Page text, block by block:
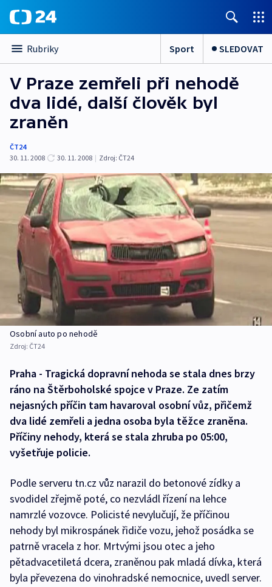
Rubriky Sport SLEDOVAT
V Praze zemřeli při nehodě
dva lidé, další člověk byl
zraněn
ČT24
30. 11. 2008
30. 11. 2008 | Zdroj: ČT24
Osobní auto po nehodě
Zdroj: ČT24
Praha - Tragická dopravní nehoda se stala dnes brzy
ráno na Štěrboholské spojce v Praze. Ze zatím
nejasných příčin tam havaroval osobní vůz, přičemž
dva lidé zemřeli a jedna osoba byla těžce zraněna.
Příčiny nehody, která se stala zhruba po 05:00,
vyšetřuje policie.
Podle serveru tn.cz vůz narazil do betonové zídky a
svodidel zřejmě poté, co nezvládl řízení na lehce
namrzlé vozovce. Policisté nevylučují, že příčinou
nehody byl mikrospánek řidiče vozu, jehož posádka se
patrně vracela z hor. Mrtvými jsou otec a jeho
pětadvacetiletá dcera, zraněnou pak mladá dívka, která
byla převezena do vinohradské nemocnice, uvedl server.